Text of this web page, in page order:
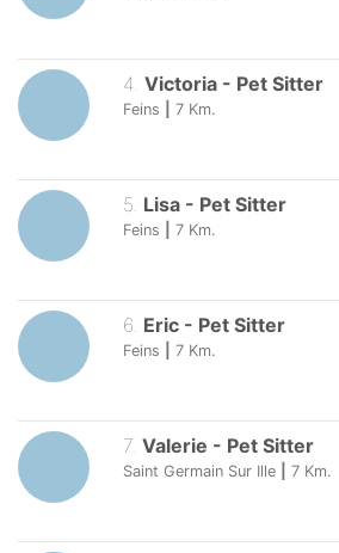
4 Victoria - Pet Sitter
Feins 7 Km.
5 Lisa - Pet Sitter
Feins 7 Km.
6. Eric - Pet Sitter
Feins 7 Km.
7. Valerie - Pet Sitter
Saint Germain Sur Ille 7 Km.